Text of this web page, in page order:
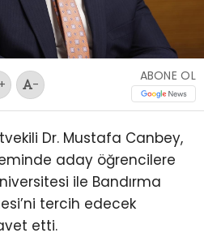
+ -
ABONE OL
Dr. Mustafa Canbey,
aday öğrencilere
ile Bandırma
tercih edecek
etti.